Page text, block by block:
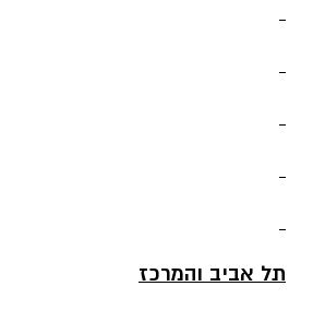
תל אביב והמרכז